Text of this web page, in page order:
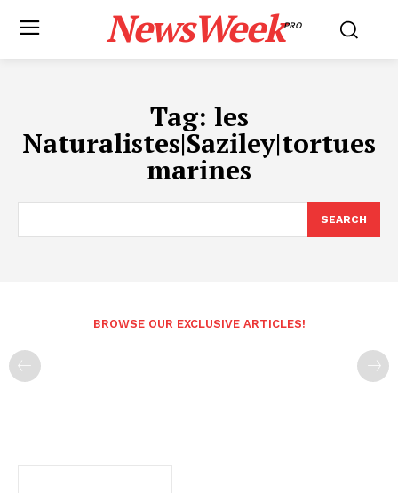
NewsWeekPRO
Tag: les
Naturalistes|Saziley|tortues
marines
SEARCH
BROWSE OUR EXCLUSIVE ARTICLES!